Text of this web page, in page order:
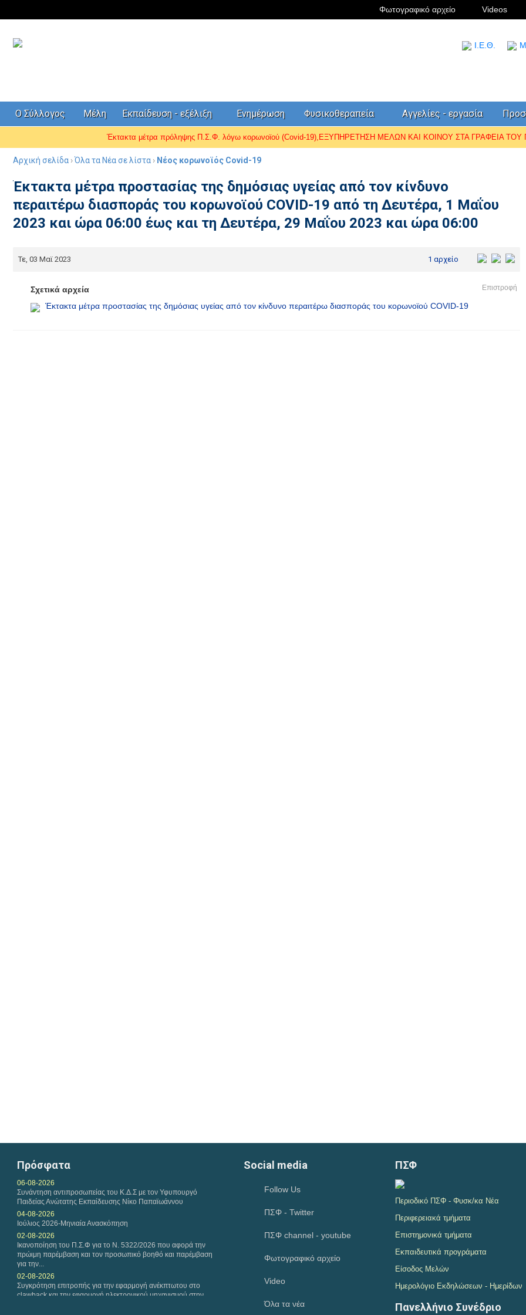
Φωτογραφικό αρχείο Videos
I.Ε.Θ.
Ο Σύλλογος Μέλη Εκπαίδευση - εξέλιξη Ενημέρωση Φυσικοθεραπεία Αγγελίες - εργασία
Έκτακτα μέτρα πρόληψης Π.Σ.Φ. λόγω κορωνοϊού (Covid-19),ΕΞΥΠΗΡΕΤΗΣΗ ΜΕΛΩΝ ΚΑΙ ΚΟΙΝΟΥ ΣΤΑ ΓΡΑΦΕΙΑ ΤΟΥ
Αρχική σελίδα ›Όλα τα Νέα σε λίστα › Νέος κορωνοϊός Covid-19
Έκτακτα μέτρα προστασίας της δημόσιας υγείας από τον κίνδυνο
περαιτέρω διασποράς του κορωνοϊού COVID-19 από τη Δευτέρα, 1 Μαΐου
2023 και ώρα 06:00 έως και τη Δευτέρα, 29 Μαΐου 2023 και ώρα 06:00
Τε, 03 Μαϊ 2023 1 αρχείο
Επιστροφή
Σχετικά αρχεία
Έκτακτα μέτρα προστασίας της δημόσιας υγείας από τον κίνδυνο περαιτέρω διασποράς του κορωνοϊού COVID-19
Πρόσφατα
06-08-2026
Συνάντηση αντιπροσωπείας του Κ.Δ.Σ με τον Υφυπουργό
Παιδείας Ανώτατης Εκπαίδευσης Νίκο Παπαϊωάννου
04-08-2026
Ιούλιος 2026-Μηνιαία Ανασκόπηση
02-08-2026
Ικανοποίηση του Π.Σ.Φ για το Ν. 5322/2026 που αφορά την
πρώιμη παρέμβαση και τον προσωπικό βοηθό και παρέμβαση
για την...
02-08-2026
Συγκρότηση επιτροπής για την εφαρμογή ανέκπτωτου στο
clawback και την εφαρμογή ηλεκτρονικού μηχανισμού στην
Social media
Follow Us
ΠΣΦ - Twitter
ΠΣΦ channel - youtube
Φωτογραφικό αρχείο
Video
Όλα τα νέα
ΠΣΦ
Περιοδικό ΠΣΦ - Φυσκ/κα Νέα
Περιφερειακά τμήματα
Επιστημονικά τμήματα
Εκπαιδευτικά προγράματα
Είσοδος Μελών
Ημερολόγιο Εκδηλώσεων - Ημερίδων
Πανελλήνιο Συνέδριο